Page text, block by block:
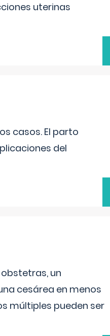
uterinas
casos. El parto
del
un
cesárea en menos
múltiples pueden ser